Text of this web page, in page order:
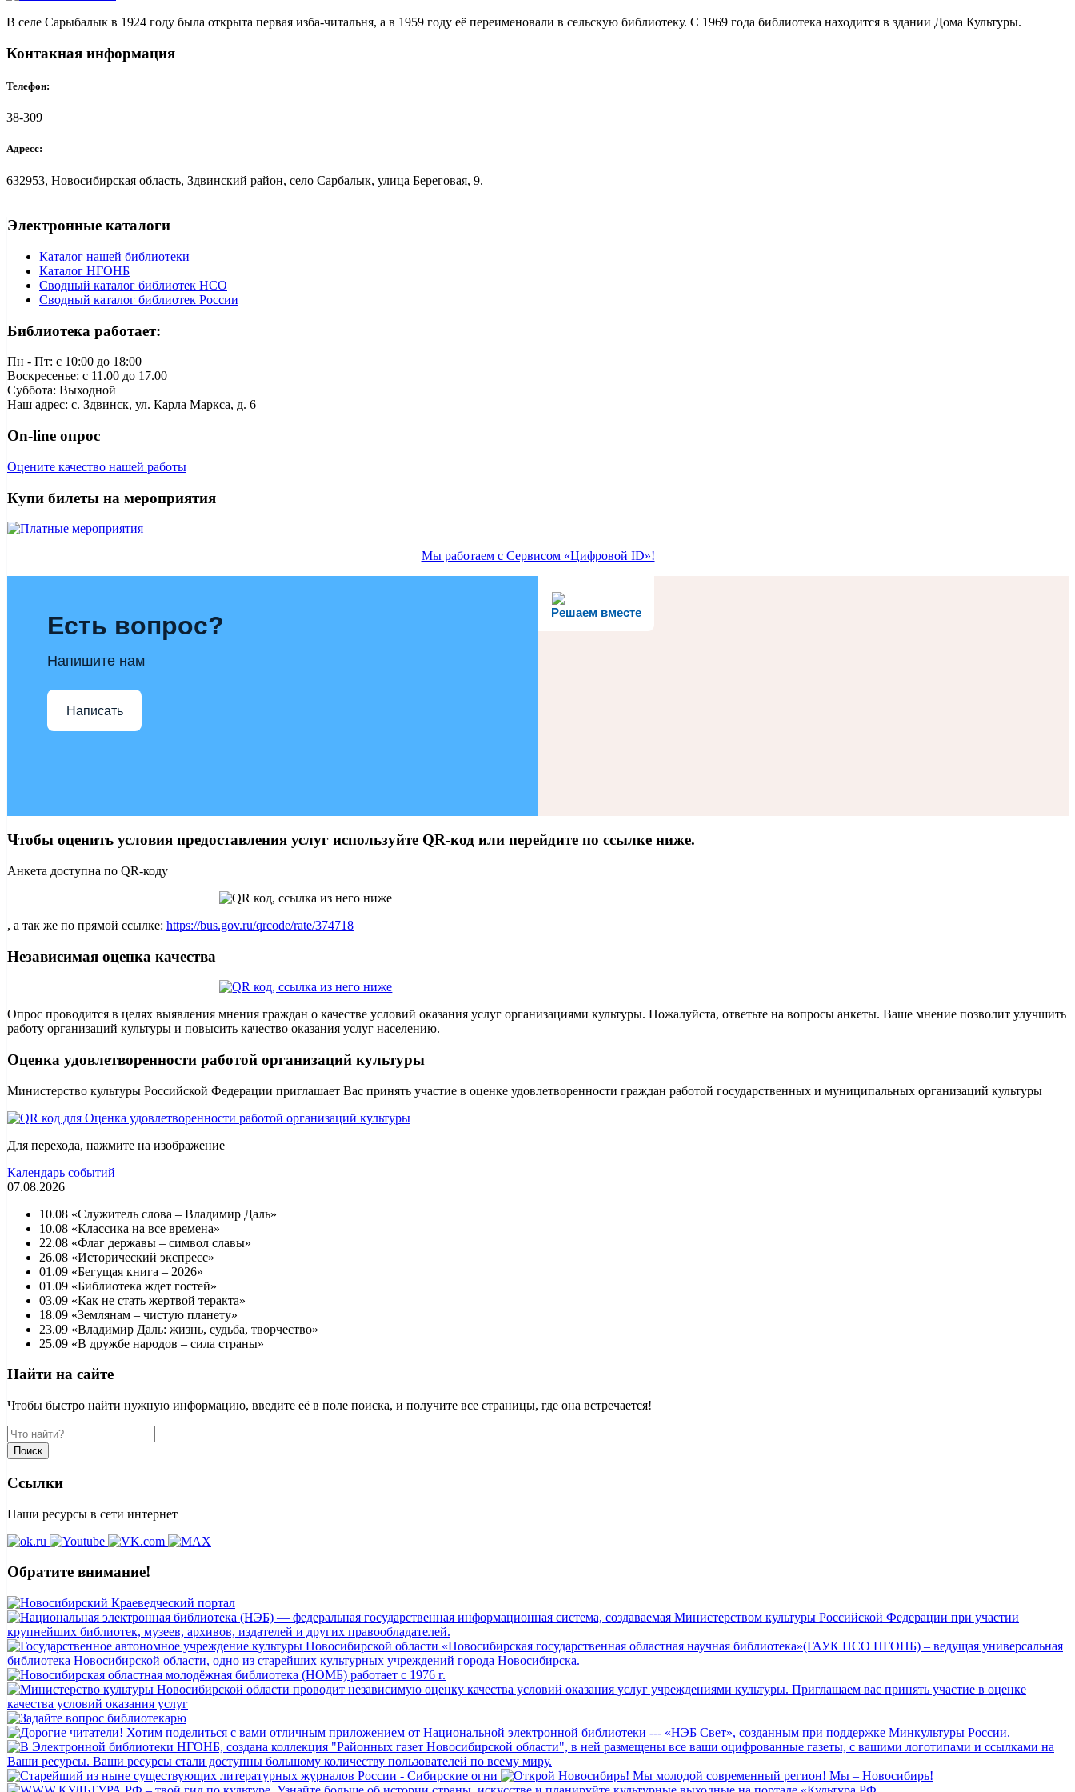
В селе Сарыбалык в 1924 году была открыта первая изба-читальня, а в 1959 году её переименовали в сельскую библиотеку. С 1969 года библиотека находится в здании Дома Культуры.
Контакная информация
Телефон:
38-309
Адресс:
632953, Новосибирская область, Здвинский район, село Сарбалык, улица Береговая, 9.
Электронные каталоги
Каталог нашей библиотеки
Каталог НГОНБ
Сводный каталог библиотек НСО
Сводный каталог библиотек России
Библиотека работает:
Пн - Пт: c 10:00 до 18:00
Воскресенье: с 11.00 до 17.00
Суббота: Выходной
Наш адрес: с. Здвинск, ул. Карла Маркса, д. 6
On-line опрос
Оцените качество нашей работы
Купи билеты на мероприятия
Мы работаем с Сервисом «Цифровой ID»!
Решаем вместе
Есть вопрос?
Напишите нам
Написать
Чтобы оценить условия предоставления услуг используйте QR-код или перейдите по ссылке ниже.
Анкета доступна по QR-коду
, а так же по прямой ссылке: https://bus.gov.ru/qrcode/rate/374718
Независимая оценка качества
Опрос проводится в целях выявления мнения граждан о качестве условий оказания услуг организациями культуры. Пожалуйста, ответьте на вопросы анкеты. Ваше мнение позволит улучшить
работу организаций культуры и повысить качество оказания услуг населению.
Оценка удовлетворенности работой организаций культуры
Министерство культуры Российской Федерации приглашает Вас принять участие в оценке удовлетворенности граждан работой государственных и муниципальных организаций культуры
Для перехода, нажмите на изображение
Календарь событий
07.08.2026
10.08 «Служитель слова – Владимир Даль»
10.08 «Классика на все времена»
22.08 «Флаг державы – символ славы»
26.08 «Исторический экспресс»
01.09 «Бегущая книга – 2026»
01.09 «Библиотека ждет гостей»
03.09 «Как не стать жертвой теракта»
18.09 «Землянам – чистую планету»
23.09 «Владимир Даль: жизнь, судьба, творчество»
25.09 «В дружбе народов – сила страны»
Найти на сайте
Чтобы быстро найти нужную информацию, введите её в поле поиска, и получите все страницы, где она встречается!
Поиск
Ссылки
Наши ресурсы в сети интернет
Обратите внимание!